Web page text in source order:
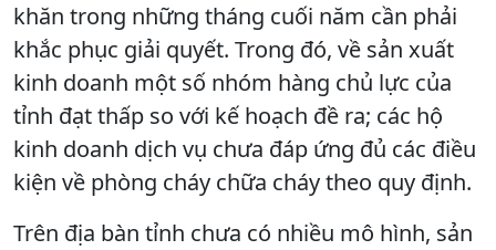
khăn trong những tháng cuối năm cần phải
khắc phục giải quyết. Trong đó, về sản xuất
kinh doanh một số nhóm hàng chủ lực của
tỉnh đạt thấp so với kế hoạch đề ra; các hộ
kinh doanh dịch vụ chưa đáp ứng đủ các điều
kiện về phòng cháy chữa cháy theo quy định.
Trên địa bàn tỉnh chưa có nhiều mô hình, sản